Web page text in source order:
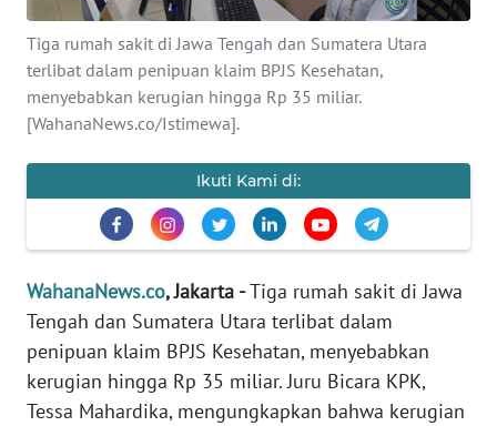
Tiga rumah sakit di Jawa Tengah dan Sumatera Utara
terlibat dalam penipuan klaim BPJS Kesehatan,
menyebabkan kerugian hingga Rp 35 miliar.
[WahanaNews.co/Istimewa].
Ikuti Kami di:
WahanaNews.co, Jakarta -Tiga rumah sakit di Jawa
Tengah dan Sumatera Utara terlibat dalam
penipuan klaim BPJS Kesehatan, menyebabkan
kerugian hingga Rp 35 miliar. Juru Bicara KPK,
Tessa Mahardika, mengungkapkan bahwa kerugian
SERBA-SERBI
PENDIDIKAN
Informasi
INDEKS
BERITA